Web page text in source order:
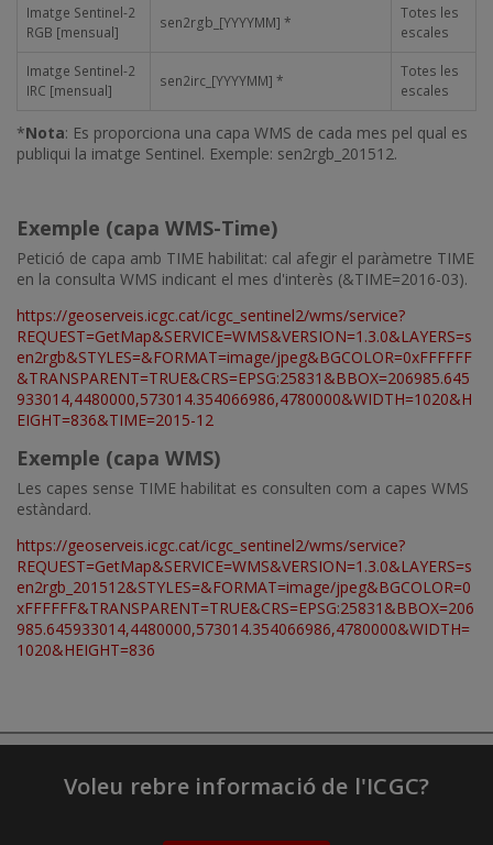
Imatge Sentinel-2
RGB [mensual]
sen2rgb_[YYYYMM] *
Totes les
escales
Imatge Sentinel-2
IRC [mensual]
sen2irc_[YYYYMM] *
Totes les
escales
*Nota: Es proporciona una capa WMS de cada mes pel qual es
publiqui la imatge Sentinel. Exemple: sen2rgb_201512.
Exemple (capa WMS-Time)
Petició de capa amb TIME habilitat: cal afegir el paràmetre TIME
en la consulta WMS indicant el mes d'interès (&TIME=2016-03).
https://geoserveis.icgc.cat/icgc_sentinel2/wms/service?
REQUEST=GetMap&SERVICE=WMS&VERSION=1.3.0&LAYERS=s
en2rgb&STYLES=&FORMAT=image/jpeg&BGCOLOR=0xFFFFFF
&TRANSPARENT=TRUE&CRS=EPSG:25831&BBOX=206985.645
933014,4480000,573014.354066986,4780000&WIDTH=1020&H
EIGHT=836&TIME=2015-12
Exemple (capa WMS)
Les capes sense TIME habilitat es consulten com a capes WMS
estàndard.
https://geoserveis.icgc.cat/icgc_sentinel2/wms/service?
REQUEST=GetMap&SERVICE=WMS&VERSION=1.3.0&LAYERS=s
en2rgb_201512&STYLES=&FORMAT=image/jpeg&BGCOLOR=0
xFFFFFF&TRANSPARENT=TRUE&CRS=EPSG:25831&BBOX=206
985.645933014,4480000,573014.354066986,4780000&WIDTH=
1020&HEIGHT=836
Voleu rebre informació de l'ICGC?